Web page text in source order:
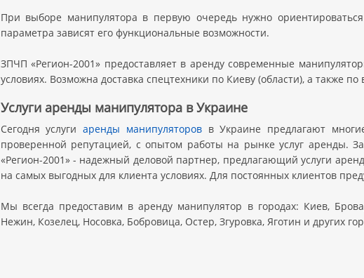
При выборе манипулятора в первую очередь нужно
параметра зависят его функциональные возможности.
ЗПЧП «Регион-2001» предоставляет в аренду современные
условиях. Возможна доставка спецтехники по Киеву (области), а также
Услуги аренды манипулятора в Украине
Сегодня услугиаренды манипуляторовв Украине предлагают
проверенной репутацией, с опытом работы на рынке услуг аренды.
«Регион-2001» - надежный деловой партнер, предлагающий услуги
на самых выгодных для клиента условиях. Для постоянных клиентов
Мы всегда предоставим в аренду манипулятор в городах: Киев,
Нежин, Козелец, Носовка, Бобровица, Остер, Згуровка, Яготин и других